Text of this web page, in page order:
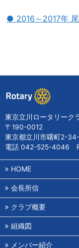
● 2016～2017年
東京立川ロータリーク
〒190-0012
東京都立川市曙町2-
電話 042-525-4046
HOME
会長所信
クラブ概要
組織図
メンバー紹介